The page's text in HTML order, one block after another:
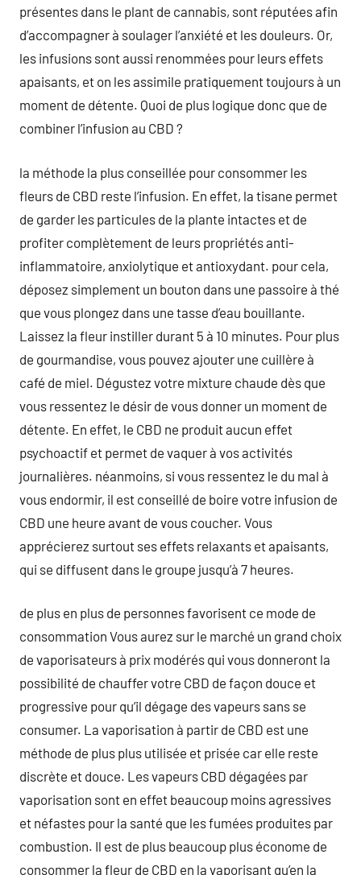
présentes dans le plant de cannabis, sont réputées afin
d’accompagner à soulager l’anxiété et les douleurs. Or,
les infusions sont aussi renommées pour leurs effets
apaisants, et on les assimile pratiquement toujours à un
moment de détente. Quoi de plus logique donc que de
combiner l’infusion au CBD ?
la méthode la plus conseillée pour consommer les
fleurs de CBD reste l’infusion. En effet, la tisane permet
de garder les particules de la plante intactes et de
profiter complètement de leurs propriétés anti-
inflammatoire, anxiolytique et antioxydant. pour cela,
déposez simplement un bouton dans une passoire à thé
que vous plongez dans une tasse d’eau bouillante.
Laissez la fleur instiller durant 5 à 10 minutes. Pour plus
de gourmandise, vous pouvez ajouter une cuillère à
café de miel. Dégustez votre mixture chaude dès que
vous ressentez le désir de vous donner un moment de
détente. En effet, le CBD ne produit aucun effet
psychoactif et permet de vaquer à vos activités
journalières. néanmoins, si vous ressentez le du mal à
vous endormir, il est conseillé de boire votre infusion de
CBD une heure avant de vous coucher. Vous
apprécierez surtout ses effets relaxants et apaisants,
qui se diffusent dans le groupe jusqu’à 7 heures.
de plus en plus de personnes favorisent ce mode de
consommation Vous aurez sur le marché un grand choix
de vaporisateurs à prix modérés qui vous donneront la
possibilité de chauffer votre CBD de façon douce et
progressive pour qu’il dégage des vapeurs sans se
consumer. La vaporisation à partir de CBD est une
méthode de plus plus utilisée et prisée car elle reste
discrète et douce. Les vapeurs CBD dégagées par
vaporisation sont en effet beaucoup moins agressives
et néfastes pour la santé que les fumées produites par
combustion. Il est de plus beaucoup plus économe de
consommer la fleur de CBD en la vaporisant qu’en la